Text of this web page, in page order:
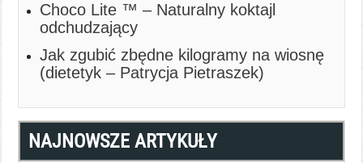
Choco Lite ™ – Naturalny koktajl
odchudzający
Jak zgubić zbędne kilogramy na wiosnę
(dietetyk – Patrycja Pietraszek)
NAJNOWSZE ARTYKUŁY